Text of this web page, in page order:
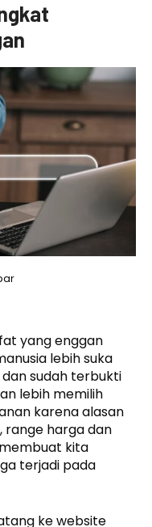
yang enggan
lebih suka
sudah terbukti
lebih memilih
karena alasan
range harga dan
kita
terjadi pada
ke website